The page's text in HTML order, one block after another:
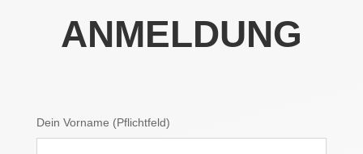
ANMELDUNG
Dein Vorname (Pflichtfeld)